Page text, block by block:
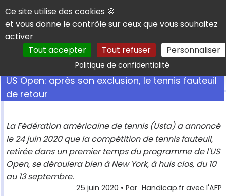
Panneau de gestion des cookies
Ce site utilise des cookies 🍪
et vous donne le contrôle sur ceux que vous souhaitez
activer
Tout accepter
Tout refuser Personnaliser
Politique de confidentialitéRechercher
US Open: après son exclusion, le tennis fauteuil
de retour
La Fédération américaine de tennis (Usta) a annoncé
le 24 juin 2020 que la compétition de tennis fauteuil,
retirée dans un premier temps du programme de l'US
Open, se déroulera bien à New York, à huis clos, du 10
au 13 septembre.
25 juin 2020 • Par Handicap.fr avec l'AFP